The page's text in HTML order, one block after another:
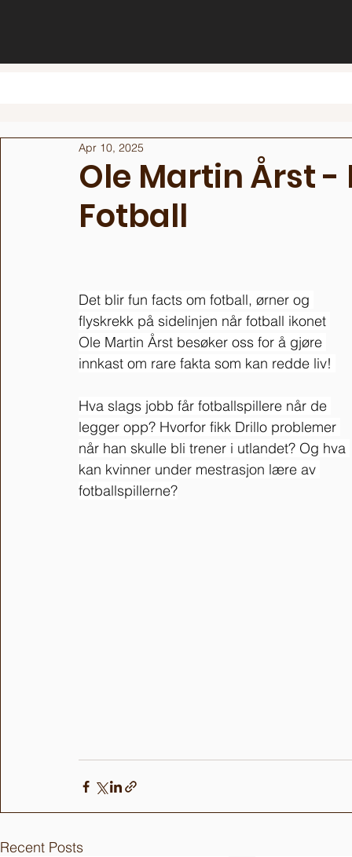
Ole Martin Årst
Fotball
Apr 10, 2025
Det blir fun facts om fotball, ørner og
flyskrekk på sidelinjen når fotball ikonet
Ole Martin Årst besøker oss for å gjøre
innkast om rare fakta som kan redde liv!
Hva slags jobb får fotballspillere når de
legger opp? Hvorfor fikk Drillo problemer
når han skulle bli trener i utlandet? Og hva
kan kvinner under mestrasjon lære av
fotballspillerne?
Recent Posts